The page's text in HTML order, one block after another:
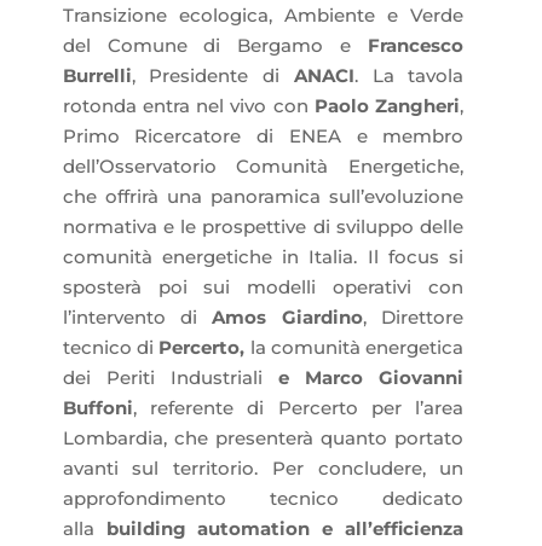
Transizione ecologica, Ambiente e Verde
del Comune di Bergamo e Francesco
Burrelli, Presidente di ANACI. La tavola
rotonda entra nel vivo con Paolo Zangheri,
Primo Ricercatore di ENEA e membro
dell’Osservatorio Comunità Energetiche,
che offrirà una panoramica sull’evoluzione
normativa e le prospettive di sviluppo delle
comunità energetiche in Italia. Il focus si
sposterà poi sui modelli operativi con
l’intervento diAmos Giardino, Direttore
tecnico di Percerto, la comunità energetica
dei Periti Industriali e Marco Giovanni
Buffoni, referente di Percerto per l’area
Lombardia, che presenterà quanto portato
avanti sul territorio. Per concludere, un
approfondimento tecnico dedicato
alla building automation e all’efficienza